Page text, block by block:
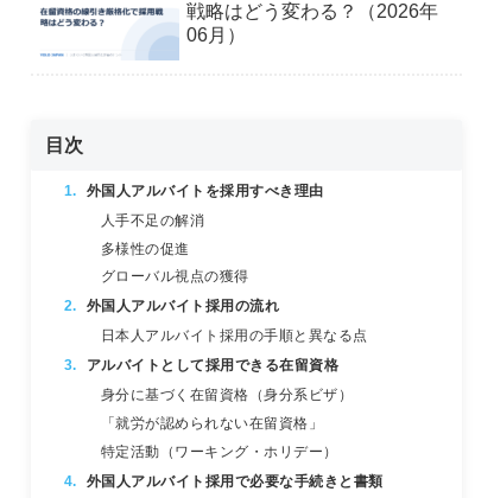
戦略はどう変わる？（2026年
06月）
目次
外国人アルバイトを採用すべき理由
人手不足の解消
多様性の促進
グローバル視点の獲得
外国人アルバイト採用の流れ
日本人アルバイト採用の手順と異なる点
アルバイトとして採用できる在留資格
身分に基づく在留資格（身分系ビザ）
「就労が認められない在留資格」
特定活動（ワーキング・ホリデー）
外国人アルバイト採用で必要な手続きと書類